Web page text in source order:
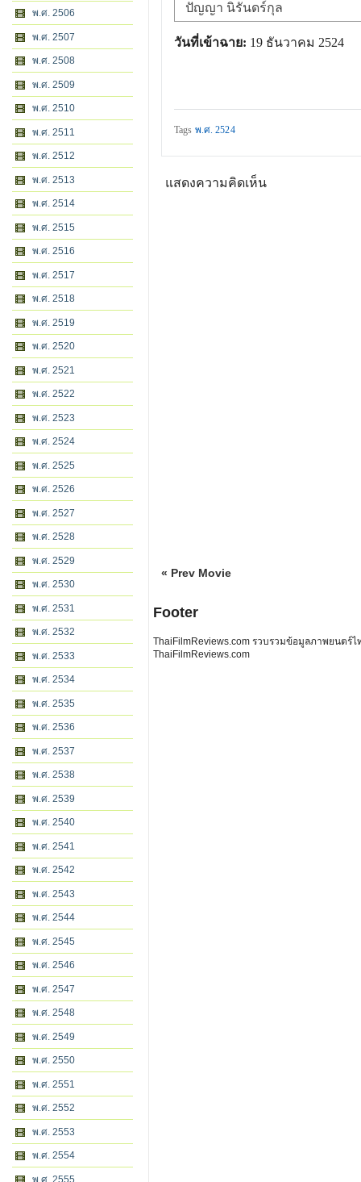
พ.ศ. 2506
พ.ศ. 2507
พ.ศ. 2508
พ.ศ. 2509
พ.ศ. 2510
พ.ศ. 2511
พ.ศ. 2512
พ.ศ. 2513
พ.ศ. 2514
พ.ศ. 2515
พ.ศ. 2516
พ.ศ. 2517
พ.ศ. 2518
พ.ศ. 2519
พ.ศ. 2520
พ.ศ. 2521
พ.ศ. 2522
พ.ศ. 2523
พ.ศ. 2524
พ.ศ. 2525
พ.ศ. 2526
พ.ศ. 2527
พ.ศ. 2528
พ.ศ. 2529
พ.ศ. 2530
พ.ศ. 2531
พ.ศ. 2532
พ.ศ. 2533
พ.ศ. 2534
พ.ศ. 2535
พ.ศ. 2536
พ.ศ. 2537
พ.ศ. 2538
พ.ศ. 2539
พ.ศ. 2540
พ.ศ. 2541
พ.ศ. 2542
พ.ศ. 2543
พ.ศ. 2544
พ.ศ. 2545
พ.ศ. 2546
พ.ศ. 2547
พ.ศ. 2548
พ.ศ. 2549
พ.ศ. 2550
พ.ศ. 2551
พ.ศ. 2552
พ.ศ. 2553
พ.ศ. 2554
พ.ศ. 2555
ปัญญา นิรันดร์กุล
วันที่เข้าฉาย: 19 ธันวาคม 2524
Tags พ.ศ. 2524
แสดงความคิดเห็น
« Prev Movie
Footer
ThaiFilmReviews.com รวบรวมข้อมูลภาพยนตร์
ThaiFilmReviews.com